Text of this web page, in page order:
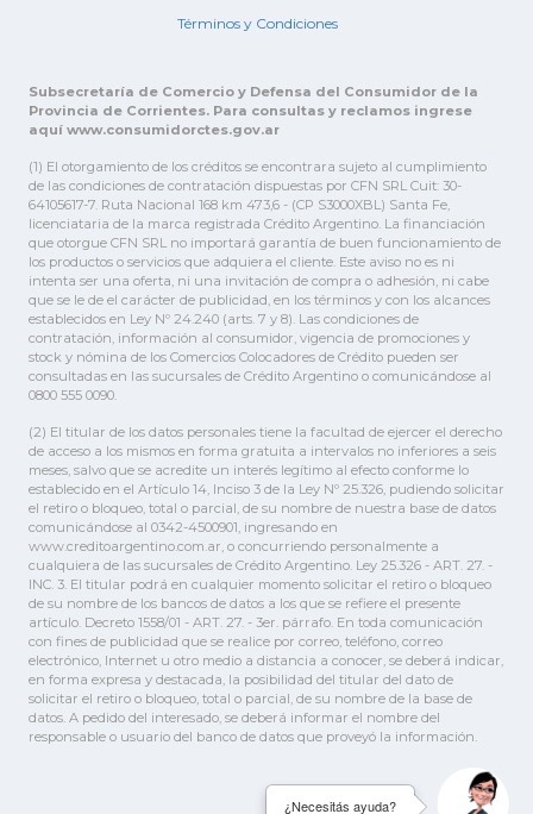
Términos y Condiciones
Subsecretaría de Comercio y Defensa del Consumidor de la
Provincia de Corrientes. Para consultas y reclamos ingrese
aquí www.consumidorctes.gov.ar
(1) El otorgamiento de los créditos se encontrara sujeto al cumplimiento
de las condiciones de contratación dispuestas por CFN SRL Cuit: 30-
64105617-7. Ruta Nacional 168 km 473,6 - (CP S3000XBL) Santa Fe,
licenciataria de la marca registrada Crédito Argentino. La financiación
que otorgue CFN SRL no importará garantía de buen funcionamiento de
los productos o servicios que adquiera el cliente. Este aviso no es ni
intenta ser una oferta, ni una invitación de compra o adhesión, ni cabe
que se le de el carácter de publicidad, en los términos y con los alcances
establecidos en Ley Nº 24.240 (arts. 7 y 8). Las condiciones de
contratación, información al consumidor, vigencia de promociones y
stock y nómina de los Comercios Colocadores de Crédito pueden ser
consultadas en las sucursales de Crédito Argentino o comunicándose al
0800 555 0090.
(2) El titular de los datos personales tiene la facultad de ejercer el derecho
de acceso a los mismos en forma gratuita a intervalos no inferiores a seis
meses, salvo que se acredite un interés legítimo al efecto conforme lo
establecido en el Artículo 14, Inciso 3 de la Ley Nº 25.326, pudiendo solicitar
el retiro o bloqueo, total o parcial, de su nombre de nuestra base de datos
comunicándose al 0342-4500901, ingresando en
www.creditoargentino.com.ar, o concurriendo personalmente a
cualquiera de las sucursales de Crédito Argentino. Ley 25.326 - ART. 27. -
INC. 3. El titular podrá en cualquier momento solicitar el retiro o bloqueo
de su nombre de los bancos de datos a los que se refiere el presente
artículo. Decreto 1558/01 - ART. 27. - 3er. párrafo. En toda comunicación
con fines de publicidad que se realice por correo, teléfono, correo
electrónico, Internet u otro medio a distancia a conocer, se deberá indicar,
en forma expresa y destacada, la posibilidad del titular del dato de
solicitar el retiro o bloqueo, total o parcial, de su nombre de la base de
datos. A pedido del interesado, se deberá informar el nombre del
responsable o usuario del banco de datos que proveyó la información.
¿Necesitás ayuda?